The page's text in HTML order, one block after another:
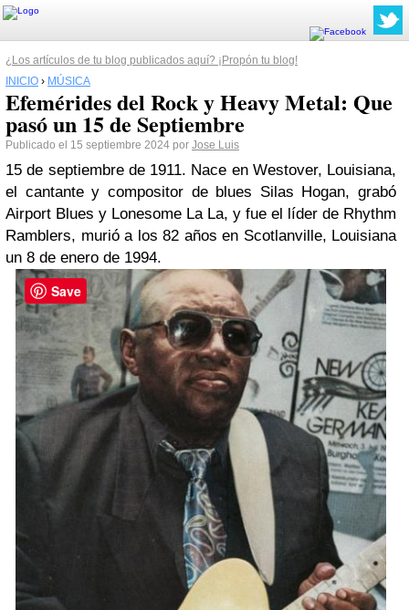
¿Los artículos de tu blog publicados aquí? ¡Propón tu blog!
INICIO › MÚSICA
Efemérides del Rock y Heavy Metal: Que
pasó un 15 de Septiembre
Publicado el 15 septiembre 2024 por Jose Luis
15 de septiembre de 1911. Nace en Westover, Louisiana,
el cantante y compositor de blues Silas Hogan, grabó
Airport Blues y Lonesome La La, y fue el líder de Rhythm
Ramblers, murió a los 82 años en Scotlanville, Louisiana
un 8 de enero de 1994.
Save